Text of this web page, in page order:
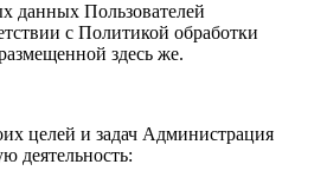
данных Пользователей
с Политикой обработки
здесь же.
целей и задач Администрация
деятельность: